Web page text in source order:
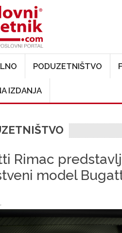
PODUZETNIŠTVO
IZDANJA
Rimac
model